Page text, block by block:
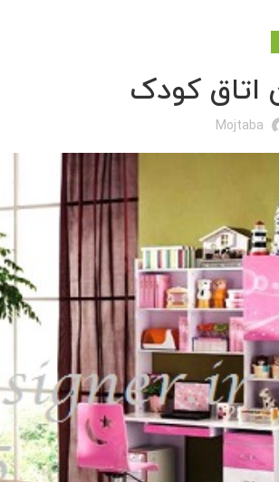
اتاق کودک
Mojtaba